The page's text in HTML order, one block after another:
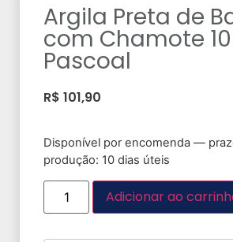
Argila Preta de
com Chamote
Pascoal
R$ 101,90
Disponível por encomenda —
produção: 10 dias úteis
Adicionar ao